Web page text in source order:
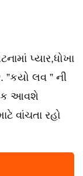
પ્યાર,ધોખા
લવ ” ની
આવશે
વાંચતા રહો